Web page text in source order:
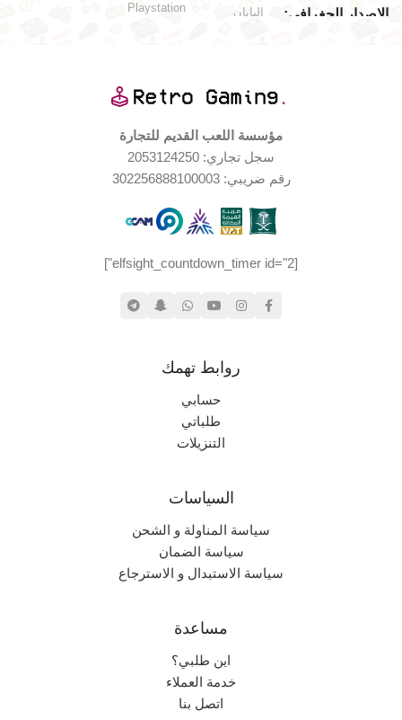
الإصدار الجغرافي اليابان Playstation
مستخدم بحالة جيدة جدا
الإصدار الجغرافي
حالة العلبة
مؤسسة اللعب القديم للتجارة
سجل تجاري: 2053124250
رقم ضريبي: 302256888100003
[elfsight_countdown_timer id="2"]
روابط تهمك
حسابي
طلباتي
التنزيلات
السياسات
سياسة المناولة و الشحن
سياسة الضمان
سياسة الاستبدال و الاسترجاع
مساعدة
اين طلبي؟
خدمة العملاء
اتصل بنا